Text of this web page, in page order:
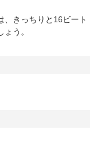
きっちりと16ビート
う。